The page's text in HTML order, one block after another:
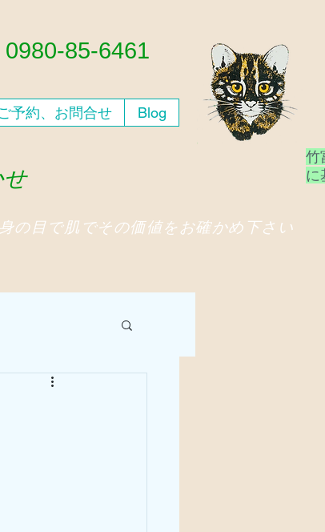
0980-85-6461
予約、お問合せ Blog
竹
に
の目で肌でその価値をお確かめ下さい